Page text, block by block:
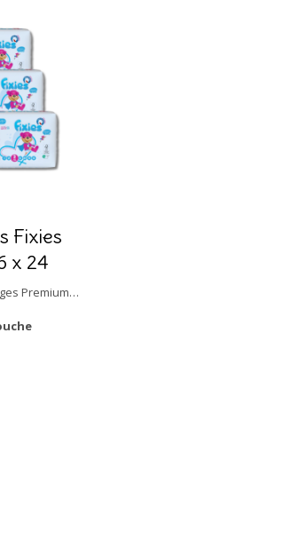
Fixies
x 24
Lot de 6 sacs de 24 changes Premium (soit 144 changes) taille Midi pour bébé de 4 à 9 kg.